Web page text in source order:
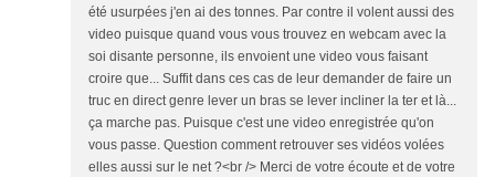
été usurpées j'en ai des tonnes. Par contre il volent aussi des
video puisque quand vous vous trouvez en webcam avec la
soi disante personne, ils envoient une video vous faisant
croire que... Suffit dans ces cas de leur demander de faire un
truc en direct genre lever un bras se lever incliner la ter et là...
ça marche pas. Puisque c'est une video enregistrée qu'on
vous passe. Question comment retrouver ses vidéos volées
elles aussi sur le net ?<br /> Merci de votre écoute et de votre